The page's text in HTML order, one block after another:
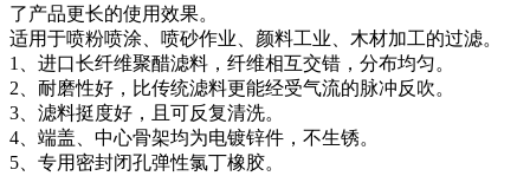
了产品更长的使用效果。
适用于喷粉喷涂、喷砂作业、颜料工业、木材加工的过滤。
1、进口长纤维聚醋滤料，纤维相互交错，分布均匀。
2、耐磨性好，比传统滤料更能经受气流的脉冲反吹。
3、滤料挺度好，且可反复清洗。
4、端盖、中心骨架均为电镀锌件，不生锈。
5、专用密封闭孔弹性氯丁橡胶。